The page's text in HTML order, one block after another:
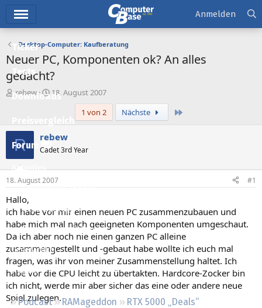
Ticker
Tests
Downloads
Forum
Aktuelles
Empfohlene Inhalte
Neue Beiträge
Neueste Aktivitäten
Leserartikel
Regeln
Podcast RAMageddon
RTX 5000 „Deals“
Anmelden
Desktop-Computer: Kaufberatung
Neuer PC, Komponenten ok? An alles
gedacht?
E
t
e
l
e
rebew
E
t
e
l
l
a
m
18. August 2007
1 von 2
Nächste
R rebew
Cadet 3rd Year
18. August 2007 #1
Hallo,
ich habe vor mir einen neuen PC zusammenzubauen und
habe mich mal nach geeigneten Komponenten umgeschaut.
Da ich aber noch nie einen ganzen PC alleine
zusammengestellt und -gebaut habe wollte ich euch mal
fragen, was ihr von meiner Zusammenstellung haltet. Ich
habe vor die CPU leicht zu übertakten. Hardcore-Zocker bin
ich nicht, werde mir aber sicher das eine oder andere neue
Spiel zulegen.